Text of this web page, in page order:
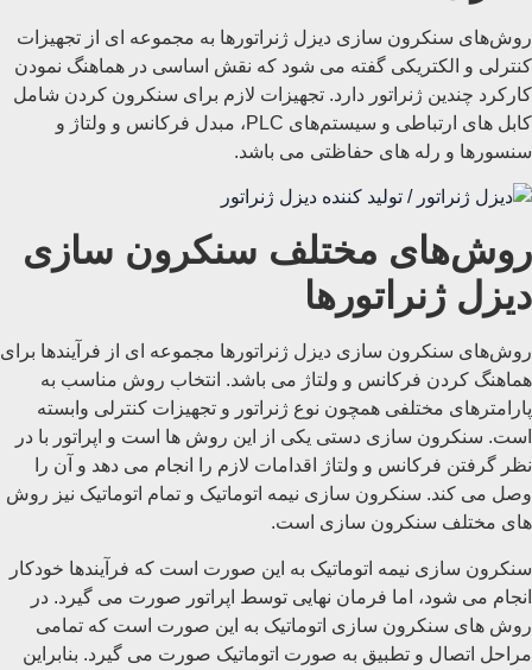
روش‌های سنکرون‌ سازی دیزل ژنراتورها به مجموعه ای از تجهیزات
کنترلی و الکتریکی گفته می شود که نقش اساسی در هماهنگ نمودن
کارکرد چندین ژنراتور دارد. تجهیزات لازم برای سنکرون کردن شامل
کابل ‌های ارتباطی و سیستم‌های PLC، مبدل فرکانس و ولتاژ و
سنسورها و رله های حفاظتی می باشد.
روش‌های مختلف سنکرون‌ سازی
دیزل ژنراتورها
روش‌های سنکرون‌ سازی دیزل ژنراتورها مجموعه ای از فرآیندها برای
هماهنگ کردن فرکانس و ولتاژ می باشد. انتخاب روش مناسب به
پارامترهای مختلفی همچون نوع ژنراتور و تجهیزات کنترلی وابسته
است. سنکرون سازی دستی یکی از این روش ها است و اپراتور با در
نظر گرفتن فرکانس و ولتاژ اقدامات لازم را انجام می دهد و آن را
وصل می کند. سنکرون سازی نیمه اتوماتیک و تمام اتوماتیک نیز روش
های مختلف سنکرون سازی است.
سنکرون‌ سازی نیمه اتوماتیک به این صورت است که فرآیندها خودکار
انجام می شود، اما فرمان نهایی توسط اپراتور صورت می گیرد. در
روش های سنکرون سازی اتوماتیک به این صورت است که تمامی
مراحل اتصال و تطبیق به صورت اتوماتیک صورت می گیرد. بنابراین